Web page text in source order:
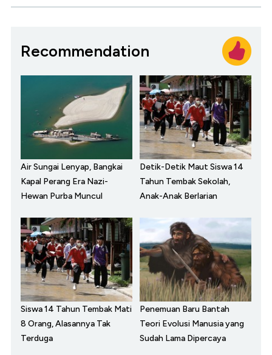
Recommendation
Air Sungai Lenyap, Bangkai
Kapal Perang Era Nazi-
Hewan Purba Muncul
Detik-Detik Maut Siswa 14
Tahun Tembak Sekolah,
Anak-Anak Berlarian
Siswa 14 Tahun Tembak Mati
8 Orang, Alasannya Tak
Terduga
Penemuan Baru Bantah
Teori Evolusi Manusia yang
Sudah Lama Dipercaya